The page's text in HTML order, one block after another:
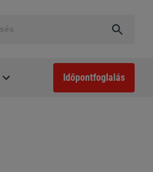
Időpontfoglalás